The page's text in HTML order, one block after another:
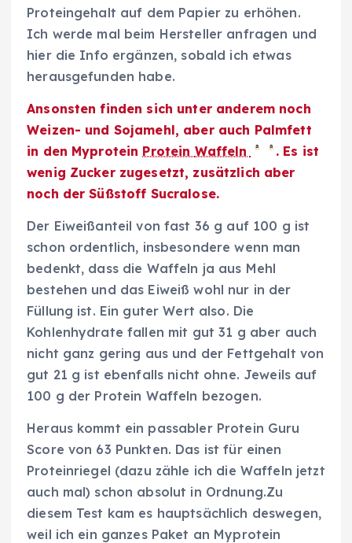
Proteingehalt auf dem Papier zu erhöhen.
Ich werde mal beim Hersteller anfragen und
hier die Info ergänzen, sobald ich etwas
herausgefunden habe.
Ansonsten finden sich unter anderem noch
Weizen- und Sojamehl, aber auch Palmfett
in den Myprotein Protein Waffeln
. Es ist
wenig Zucker zugesetzt, zusätzlich aber
noch der Süßstoff Sucralose.
Der Eiweißanteil von fast 36 g auf 100 g ist
schon ordentlich, insbesondere wenn man
bedenkt, dass die Waffeln ja aus Mehl
bestehen und das Eiweiß wohl nur in der
Füllung ist. Ein guter Wert also. Die
Kohlenhydrate fallen mit gut 31 g aber auch
nicht ganz gering aus und der Fettgehalt von
gut 21 g ist ebenfalls nicht ohne. Jeweils auf
100 g der Protein Waffeln bezogen.
Heraus kommt ein passabler Protein Guru
Score von 63 Punkten. Das ist für einen
Proteinriegel (dazu zähle ich die Waffeln jetzt
auch mal) schon absolut in Ordnung.Zu
diesem Test kam es hauptsächlich deswegen,
weil ich ein ganzes Paket an Myprotein